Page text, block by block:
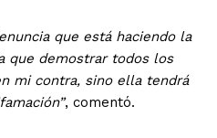
que está haciendo la
que demostrar todos los
mi contra, sino ella tendrá
, comentó.